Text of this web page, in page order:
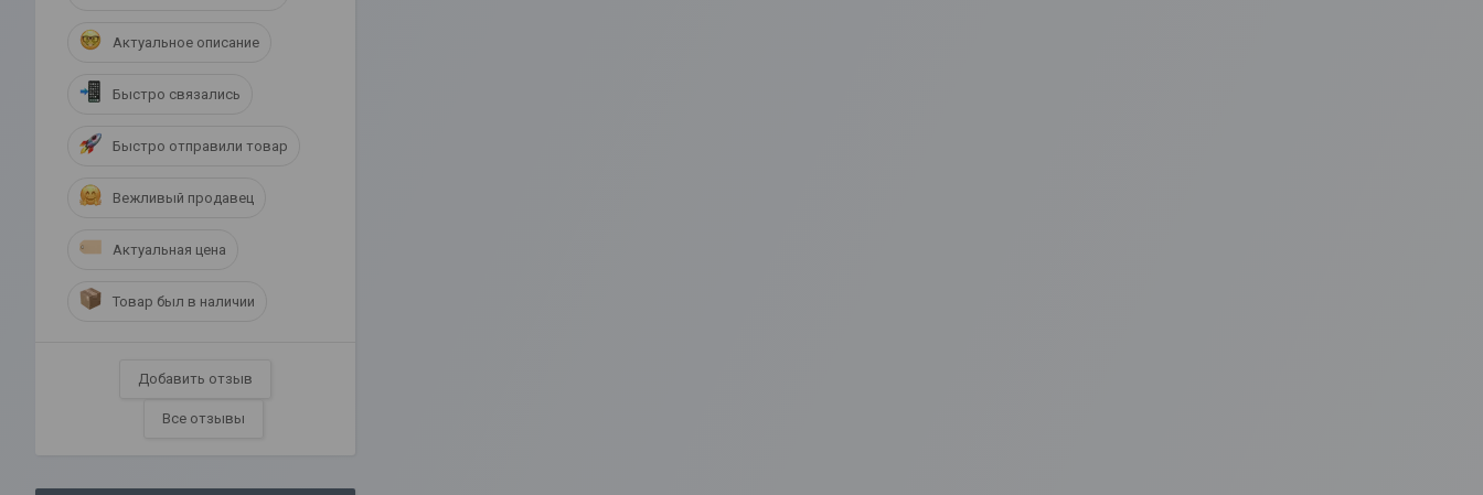
Актуальное описание
Быстро связались
Быстро отправили товар
Вежливый продавец
Актуальная цена
Товар был в наличии
Добавить отзыв
Все отзывы